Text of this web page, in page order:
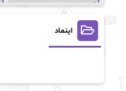
آسمان64
آسیه احمدی
آن ماری سلینکو
اینماد